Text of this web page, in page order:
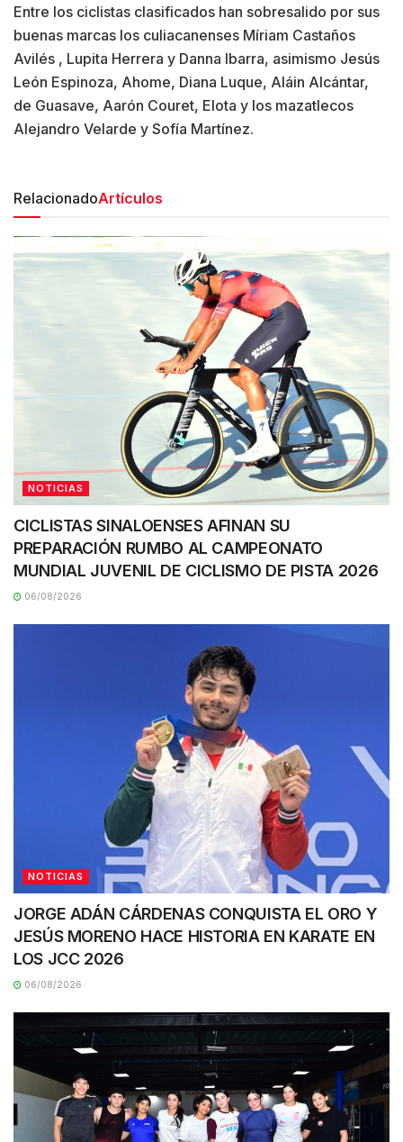
Entre los ciclistas clasificados han sobresalido por sus
buenas marcas los culiacanenses Míriam Castaños
Avilés , Lupita Herrera y Danna Ibarra, asimismo Jesús
León Espinoza, Ahome, Diana Luque, Aláin Alcántar,
de Guasave, Aarón Couret, Elota y los mazatlecos
Alejandro Velarde y Sofía Martínez.
RelacionadoArtículos
NOTICIAS
CICLISTAS SINALOENSES AFINAN SU
PREPARACIÓN RUMBO AL CAMPEONATO
MUNDIAL JUVENIL DE CICLISMO DE PISTA 2026
06/08/2026
NOTICIAS
JORGE ADÁN CÁRDENAS CONQUISTA EL ORO Y
JESÚS MORENO HACE HISTORIA EN KARATE EN
LOS JCC 2026
06/08/2026